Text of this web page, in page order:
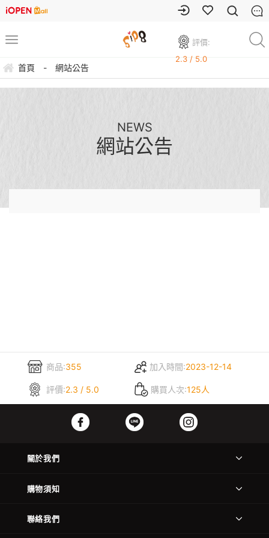
評價:
2.3 / 5.0
首頁 - 網站公告
NEWS
網站公告
商品:355 加入時間:2023-12-14
評價:2.3 / 5.0 購買人次:125人
關於我們
購物須知
聯絡我們